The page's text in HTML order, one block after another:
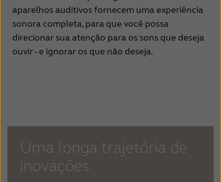
Türkçe United Kingdom
United States Österreich
عربي 日本
aparelhos auditivos fornecem uma experiência
sonora completa, para que você possa
direcionar sua atenção para os sons que deseja
ouvir - e ignorar os que não deseja.
Uma longa trajetória de
inovações